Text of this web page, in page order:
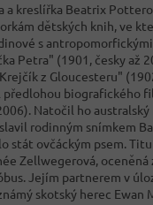
a kreslířka Beatrix
dětských knih, ve
s antropomorfickými
Petra" (1901, česky až
z Gloucesteru"
biografického
Natočil ho australský
rodinným snímkem
stát ovčáckým psem.
Zellwegerová, oceněná
Jejím partnerem v
skotský herec Ewan